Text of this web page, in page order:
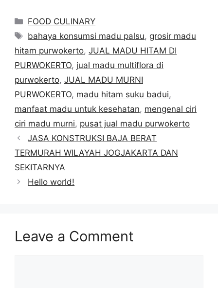
Categories
FOOD CULINARY
Tags
bahaya konsumsi madu palsu, grosir madu
hitam purwokerto, JUAL MADU HITAM DI
PURWOKERTO, jual madu multiflora di
purwokerto, JUAL MADU MURNI
PURWOKERTO, madu hitam suku badui,
manfaat madu untuk kesehatan, mengenal ciri
ciri madu murni, pusat jual madu purwokerto
JASA KONSTRUKSI BAJA BERAT
TERMURAH WILAYAH JOGJAKARTA DAN
SEKITARNYA
Hello world!
Leave a Comment